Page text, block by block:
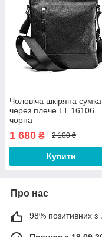
Чоловіча шкіряна сумка
через плече LT 16106
чорна
1 680 ₴ 2 100 ₴
Купити
Про нас
98% позитивних з